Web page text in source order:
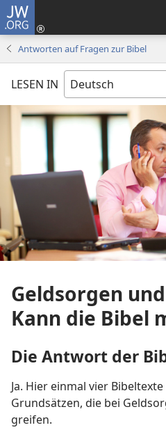
JW.ORG
Antworten auf Fragen zur Bibel
LESEN IN
Geldsorgen
Kann die Bibel
Die Antwort der
Ja. Hier einmal vier
Grundsätzen, die bei
greifen.